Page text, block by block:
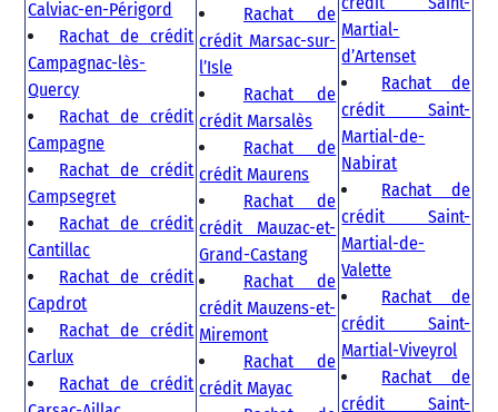
Calviac-en-Périgord
Rachat de crédit
Campagnac-lès-
Quercy
Rachat de crédit
Campagne
Rachat de crédit
Campsegret
Rachat de crédit
Cantillac
Rachat de crédit
Capdrot
Rachat de crédit
Carlux
Rachat de crédit
Rachat de
crédit Marsac-sur-
l’Isle
Rachat de
crédit Marsalès
Rachat de
crédit Maurens
Rachat de
crédit Mauzac-et-
Grand-Castang
Rachat de
crédit Mauzens-et-
Miremont
Rachat de
crédit Mayac
Martial-
d’Artenset
Rachat de
crédit Saint-
Martial-de-
Nabirat
Rachat de
crédit Saint-
Martial-de-
Valette
Rachat de
crédit Saint-
Martial-Viveyrol
Rachat de
crédit Saint-